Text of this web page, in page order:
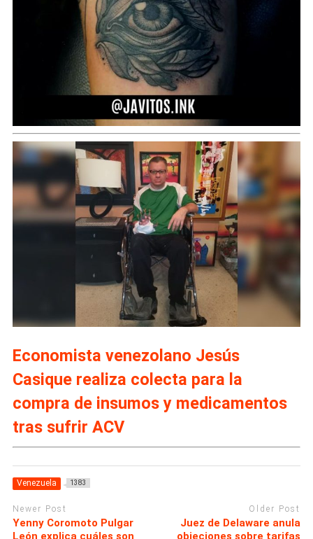
Economista venezolano Jesús
Casique realiza colecta para la
compra de insumos y medicamentos
tras sufrir ACV
Venezuela 1383
Newer Post
Yenny Coromoto Pulgar
León explica cuáles son
Older Post
Juez de Delaware anula
objeciones sobre tarifas